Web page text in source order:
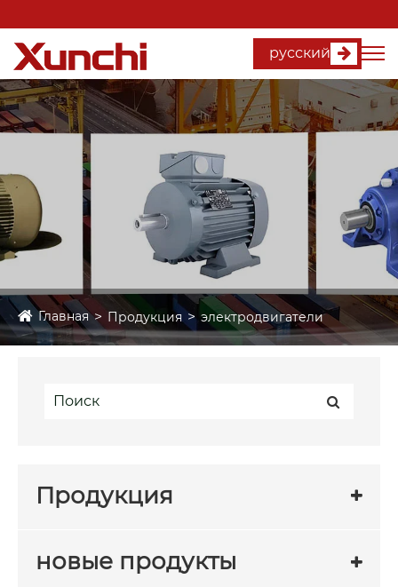
русский
Главная Продукция электродвигатели
Продукция
новые продукты